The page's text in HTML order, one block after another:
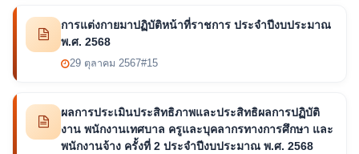
การแต่งกายมาปฏิบัติหน้าที่ราชการ ประจำปีงบประมาณ
พ.ศ. 2568
29 ตุลาคม 2567#15
ผลการประเมินประสิทธิภาพและประสิทธิผลการปฏิบัติ
งาน พนักงานเทศบาล ครูและบุคลากรทางการศึกษา และ
พนักงานจ้าง ครั้งที่ 2 ประจำปีงบประมาณ พ.ศ. 2568